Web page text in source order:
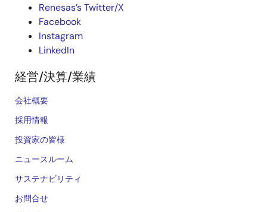
Renesas’s Twitter/X
Facebook
Instagram
LinkedIn
経営/決算/業績
会社概要
採用情報
投資家の皆様
ニュースルーム
サステナビリティ
お問合せ